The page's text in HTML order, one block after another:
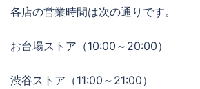
各店の営業時間は次の通りです。
お台場ストア（10:00～20:00）
渋谷ストア（11:00～21:00）